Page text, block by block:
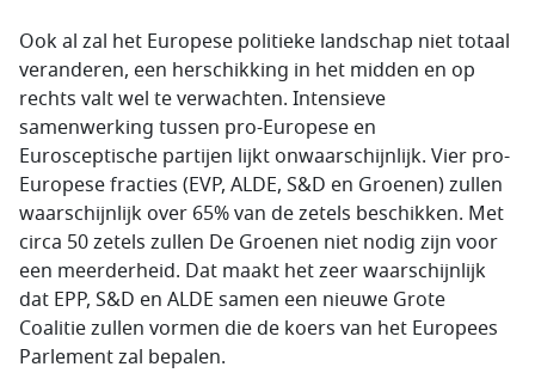
Ook al zal het Europese politieke landschap niet totaal
veranderen, een herschikking in het midden en op
rechts valt wel te verwachten. Intensieve
samenwerking tussen pro-Europese en
Eurosceptische partijen lijkt onwaarschijnlijk. Vier pro-
Europese fracties (EVP, ALDE, S&D en Groenen) zullen
waarschijnlijk over 65% van de zetels beschikken. Met
circa 50 zetels zullen De Groenen niet nodig zijn voor
een meerderheid. Dat maakt het zeer waarschijnlijk
dat EPP, S&D en ALDE samen een nieuwe Grote
Coalitie zullen vormen die de koers van het Europees
Parlement zal bepalen.